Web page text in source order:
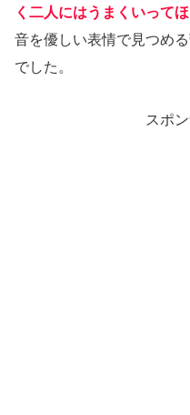
く二人にはうまくいってほ
音を優しい表情で見つめ
でした。
スポ